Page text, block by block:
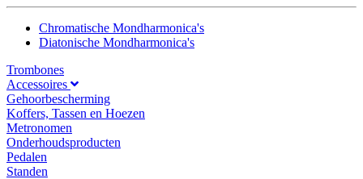
Chromatische Mondharmonica's
Diatonische Mondharmonica's
Trombones
Accessoires
Gehoorbescherming
Koffers, Tassen en Hoezen
Metronomen
Onderhoudsproducten
Pedalen
Standen